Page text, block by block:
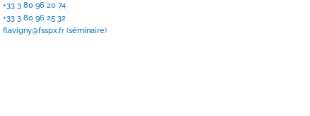
+33 3 80 96 20 74
+33 3 80 96 25 32
flavigny@fsspx.fr (séminaire)